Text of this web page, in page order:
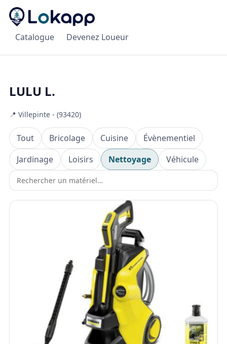
Catalogue Devenez Loueur
LULU L.
📍 Villepinte - (93420)
Tout Bricolage Cuisine
Évènementiel
Jardinage
Loisirs Nettoyage Véhicule